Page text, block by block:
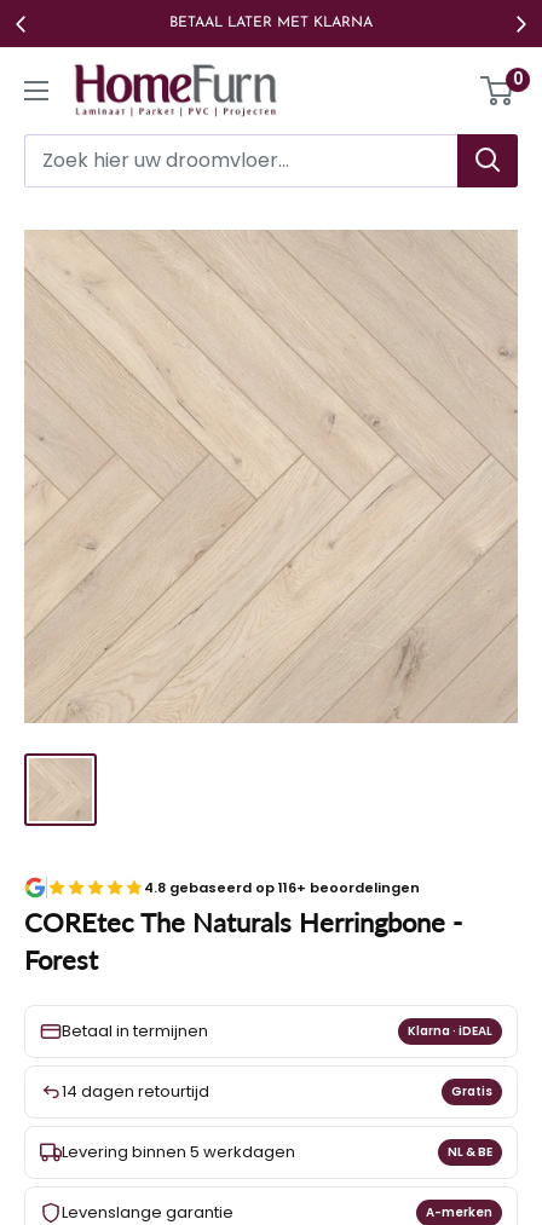
Ga
naar
BETAAL LATER MET KLARNA
Homefurn 0
4.8 gebaseerd op 116+ beoordelingen
COREtec The Naturals Herringbone -
Forest
Betaal in termijnen Klarna · iDEAL
14 dagen retourtijd Gratis
Levering binnen 5 werkdagen NL & BE
Levenslange garantie A-merken